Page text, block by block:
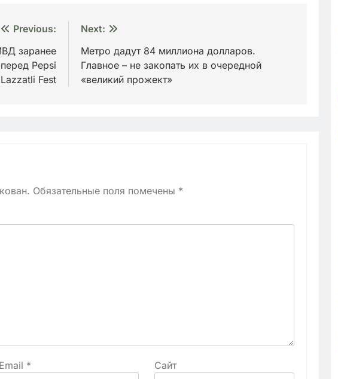
Previous:
заранее
Pepsi
Lazzatli Fest
Next:
Метро дадут 84 миллиона долларов.
Главное – не закопать их в очередной
«великий прожект»
Обязательные поля помечены *
Email * Сайт